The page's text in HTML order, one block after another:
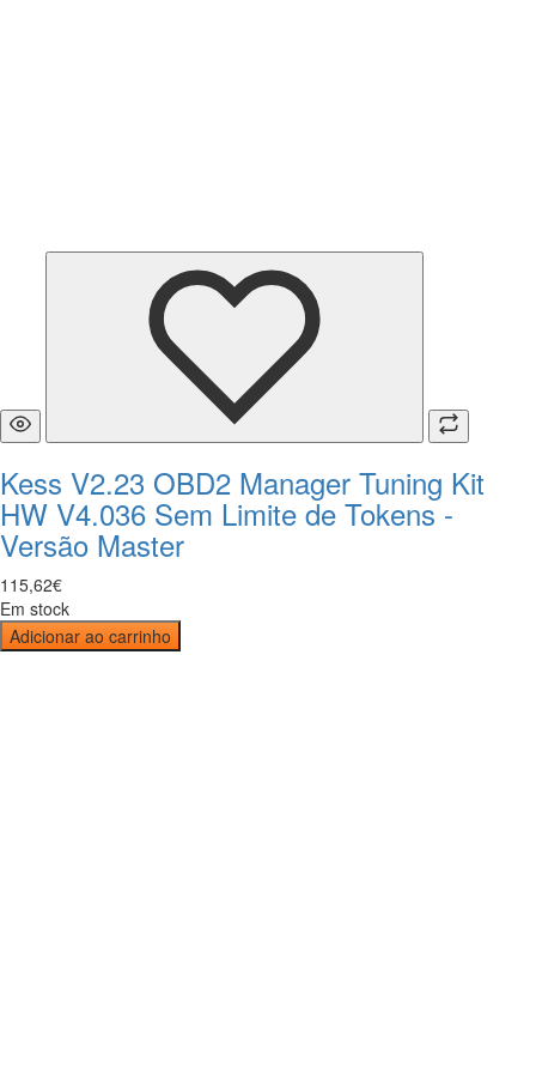
Kess V2.23 OBD2 Manager Tuning Kit
HW V4.036 Sem Limite de Tokens -
Versão Master
115,62€
Em stock
Adicionar ao carrinho